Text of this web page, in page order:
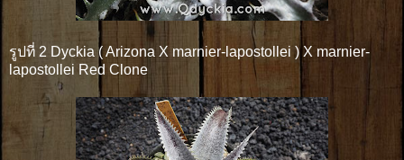
รูปที่ 2 Dyckia ( Arizona X marnier-lapostollei ) X marnier-
lapostollei Red Clone